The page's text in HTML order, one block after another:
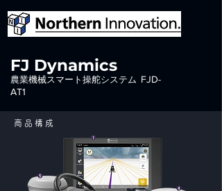
FJ Dynamics
​農業機械スマート操舵システム FJD-
AT1
商品構成